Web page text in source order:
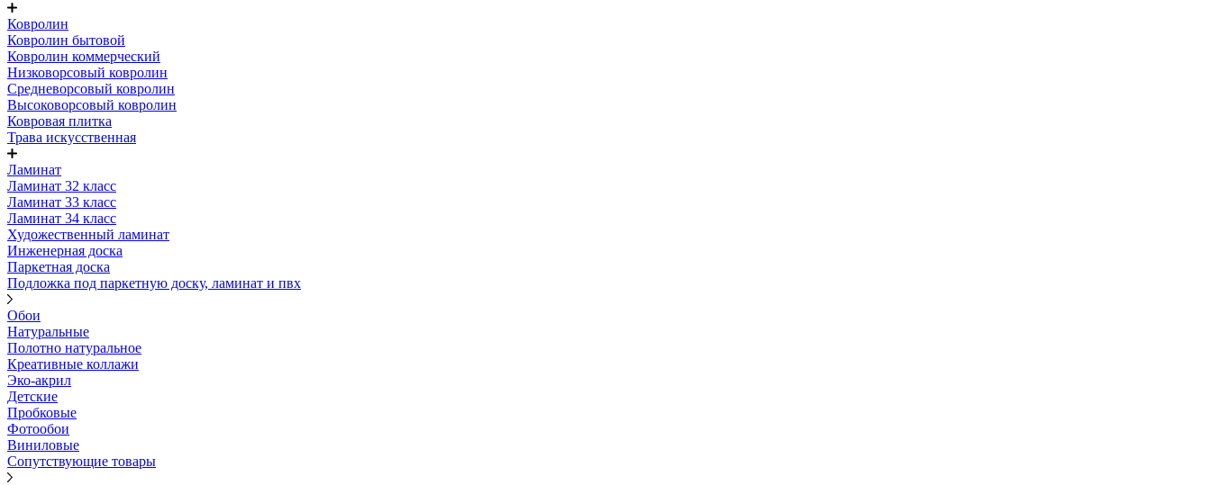
Ковролин
Ковролин бытовой
Ковролин коммерческий
Низковорсовый ковролин
Средневорсовый ковролин
Высоковорсовый ковролин
Ковровая плитка
Трава искусственная
Ламинат
Ламинат 32 класс
Ламинат 33 класс
Ламинат 34 класс
Художественный ламинат
Инженерная доска
Паркетная доска
Подложка под паркетную доску, ламинат и пвх
Обои
Натуральные
Полотно натуральное
Креативные коллажи
Эко-акрил
Детские
Пробковые
Фотообои
Виниловые
Сопутствующие товары